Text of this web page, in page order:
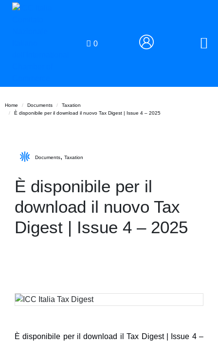
0
Home Documents
Taxation
È disponibile per il download il nuovo Tax Digest | Issue 4 – 2025
Documents, Taxation
È disponibile per il
download il nuovo Tax
Digest | Issue 4 – 2025
È disponibile per il download ilTax Digest | Issue 4 –